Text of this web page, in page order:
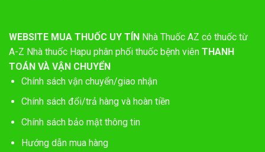
WEBSITE MUA THUỐC UY TÍN Nhà Thuốc AZ có thuốc từ
A-Z Nhà thuốc Hapu phân phối thuốc bệnh viên THANH
TOÁN VÀ VẬN CHUYỂN
Chính sách vận chuyển/giao nhận
Chính sách đổi/trả hàng và hoàn tiền
Chính sách bảo mật thông tin
Hướng dẫn mua hàng